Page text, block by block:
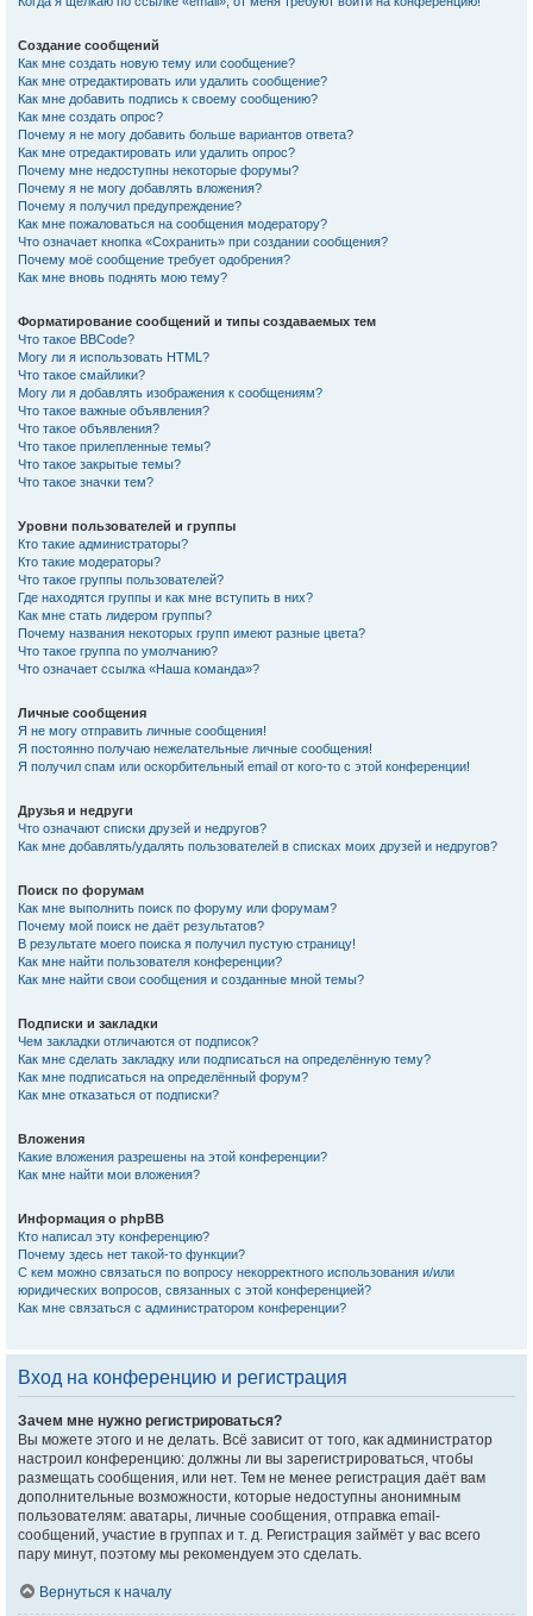
Создание сообщений
Как мне создать новую тему или сообщение?
Как мне отредактировать или удалить сообщение?
Как мне добавить подпись к своему сообщению?
Как мне создать опрос?
Почему я не могу добавить больше вариантов ответа?
Как мне отредактировать или удалить опрос?
Почему мне недоступны некоторые форумы?
Почему я не могу добавлять вложения?
Почему я получил предупреждение?
Как мне пожаловаться на сообщения модератору?
Что означает кнопка «Сохранить» при создании сообщения?
Почему моё сообщение требует одобрения?
Как мне вновь поднять мою тему?
Форматирование сообщений и типы создаваемых тем
Что такое BBCode?
Могу ли я использовать HTML?
Что такое смайлики?
Могу ли я добавлять изображения к сообщениям?
Что такое важные объявления?
Что такое объявления?
Что такое прилепленные темы?
Что такое закрытые темы?
Что такое значки тем?
Уровни пользователей и группы
Кто такие администраторы?
Кто такие модераторы?
Что такое группы пользователей?
Где находятся группы и как мне вступить в них?
Как мне стать лидером группы?
Почему названия некоторых групп имеют разные цвета?
Что такое группа по умолчанию?
Что означает ссылка «Наша команда»?
Личные сообщения
Я не могу отправить личные сообщения!
Я постоянно получаю нежелательные личные сообщения!
Я получил спам или оскорбительный email от кого-то с этой конференции!
Друзья и недруги
Что означают списки друзей и недругов?
Как мне добавлять/удалять пользователей в списках моих друзей и недругов?
Поиск по форумам
Как мне выполнить поиск по форуму или форумам?
Почему мой поиск не даёт результатов?
В результате моего поиска я получил пустую страницу!
Как мне найти пользователя конференции?
Как мне найти свои сообщения и созданные мной темы?
Подписки и закладки
Чем закладки отличаются от подписок?
Как мне сделать закладку или подписаться на определённую тему?
Как мне подписаться на определённый форум?
Как мне отказаться от подписки?
Вложения
Какие вложения разрешены на этой конференции?
Как мне найти мои вложения?
Информация о phpBB
Кто написал эту конференцию?
Почему здесь нет такой-то функции?
С кем можно связаться по вопросу некорректного использования и/или
юридических вопросов, связанных с этой конференцией?
Как мне связаться с администратором конференции?
Вход на конференцию и регистрация
Зачем мне нужно регистрироваться?
Вы можете этого и не делать. Всё зависит от того, как администратор
настроил конференцию: должны ли вы зарегистрироваться, чтобы
размещать сообщения, или нет. Тем не менее регистрация даёт вам
дополнительные возможности, которые недоступны анонимным
пользователям: аватары, личные сообщения, отправка email-
сообщений, участие в группах и т. д. Регистрация займёт у вас всего
пару минут, поэтому мы рекомендуем это сделать.
Вернуться к началу